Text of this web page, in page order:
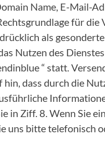
Name, E-Mail-
für die
als
Nutzen des
“ statt.
dass durch die
in Ziff. 8. Wenn Sie
uns bitte telefonisch